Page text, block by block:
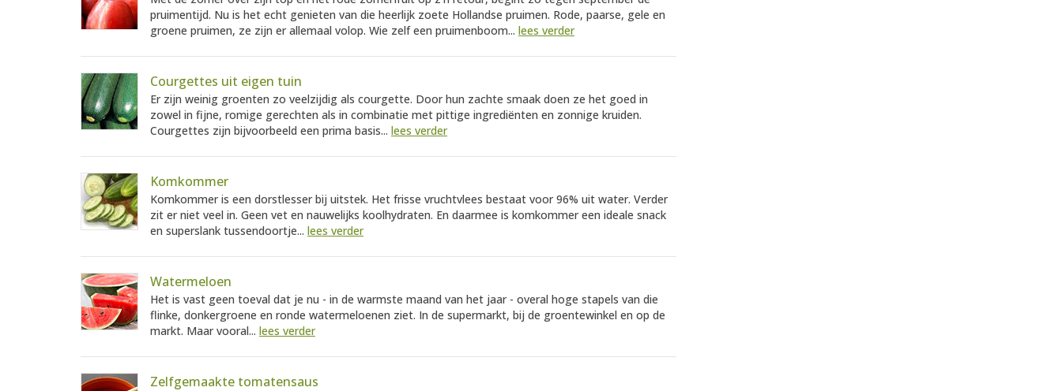
pruimentijd. Nu is het echt genieten van die heerlijk zoete Hollandse pruimen. Rode, paarse, gele en
groene pruimen, ze zijn er allemaal volop. Wie zelf een pruimenboom... lees verder
Courgettes uit eigen tuin
Er zijn weinig groenten zo veelzijdig als courgette. Door hun zachte smaak doen ze het goed in
zowel in fijne, romige gerechten als in combinatie met pittige ingrediënten en zonnige kruiden.
Courgettes zijn bijvoorbeeld een prima basis... lees verder
Komkommer
Komkommer is een dorstlesser bij uitstek. Het frisse vruchtvlees bestaat voor 96% uit water. Verder
zit er niet veel in. Geen vet en nauwelijks koolhydraten. En daarmee is komkommer een ideale snack
en superslank tussendoortje... lees verder
Watermeloen
Het is vast geen toeval dat je nu - in de warmste maand van het jaar - overal hoge stapels van die
flinke, donkergroene en ronde watermeloenen ziet. In de supermarkt, bij de groentewinkel en op de
markt. Maar vooral... lees verder
Zelfgemaakte tomatensaus